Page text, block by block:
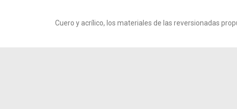
Cuero y acrílico, los materiales de las reversionadas